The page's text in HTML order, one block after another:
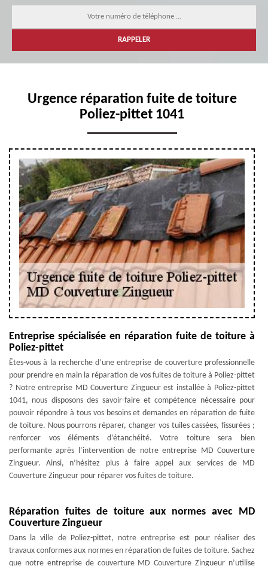
Urgence réparation fuite de toiture
Poliez-pittet 1041
Entreprise spécialisée en réparation fuite de toiture à
Poliez-pittet
Êtes-vous à la recherche d’une entreprise de couverture professionnelle
pour prendre en main la réparation de vos fuites de toiture à Poliez-pittet
? Notre entreprise MD Couverture Zingueur est installée à Poliez-pittet
1041, nous disposons des savoir-faire et compétence nécessaire pour
pouvoir répondre à tous vos besoins et demandes en réparation de fuite
de toiture. Nous pourrons réparer, changer vos tuiles cassées, fissurées ;
renforcer vos éléments d’étanchéité. Votre toiture sera bien
performante après l’intervention de notre entreprise MD Couverture
Zingueur. Ainsi, n’hésitez plus à faire appel aux services de MD
Couverture Zingueur pour réparer vos fuites de toiture.
Réparation fuites de toiture aux normes avec MD
Couverture Zingueur
Dans la ville de Poliez-pittet, notre entreprise est pour réaliser des
travaux conformes aux normes en réparation de fuites de toiture. Sachez
que notre entreprise de couverture MD Couverture Zingueur n’utilise